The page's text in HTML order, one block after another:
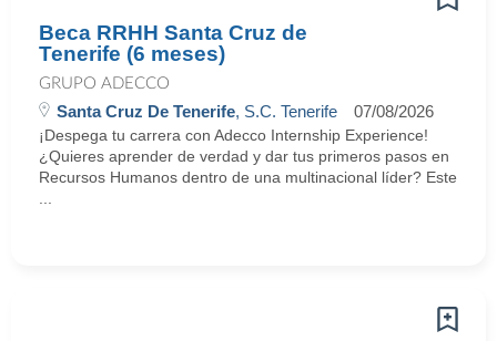
Beca RRHH Santa Cruz de
Tenerife (6 meses)
GRUPO ADECCO
Santa Cruz De Tenerife, S.C. Tenerife 07/08/2026
¡Despega tu carrera con Adecco Internship Experience!
¿Quieres aprender de verdad y dar tus primeros pasos en
Recursos Humanos dentro de una multinacional líder? Este